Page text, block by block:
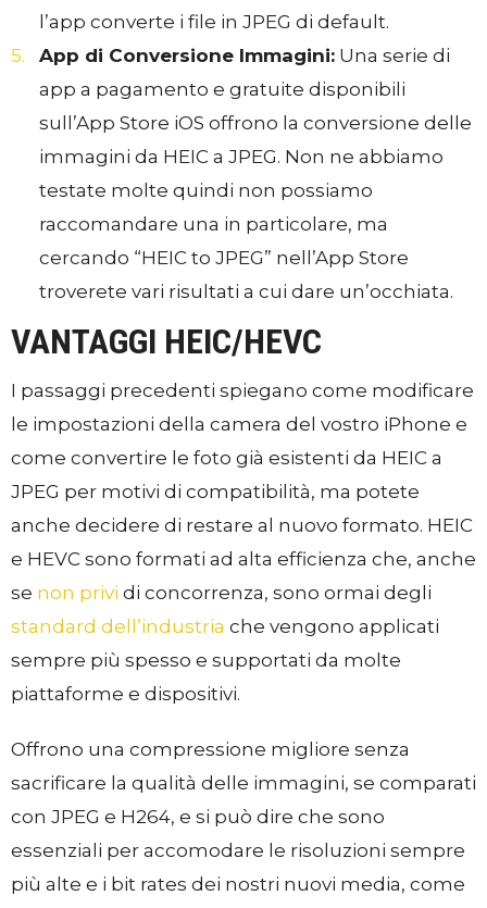
l’app converte i file in JPEG di default.
App di Conversione Immagini: Una serie di
app a pagamento e gratuite disponibili
sull’App Store iOS offrono la conversione delle
immagini da HEIC a JPEG. Non ne abbiamo
testate molte quindi non possiamo
raccomandare una in particolare, ma
cercando “HEIC to JPEG” nell’App Store
troverete vari risultati a cui dare un’occhiata.
VANTAGGI HEIC/HEVC
I passaggi precedenti spiegano come modificare
le impostazioni della camera del vostro iPhone e
come convertire le foto già esistenti da HEIC a
JPEG per motivi di compatibilità, ma potete
anche decidere di restare al nuovo formato. HEIC
e HEVC sono formati ad alta efficienza che, anche
se non privi di concorrenza, sono ormai degli
standard dell’industria che vengono applicati
sempre più spesso e supportati da molte
piattaforme e dispositivi.
Offrono una compressione migliore senza
sacrificare la qualità delle immagini, se comparati
con JPEG e H264, e si può dire che sono
essenziali per accomodare le risoluzioni sempre
più alte e i bit rates dei nostri nuovi media, come